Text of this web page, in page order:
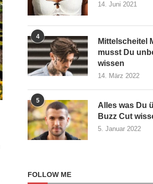
14. Juni 2021
4
Mittelscheitel
musst Du
wissen
14. März 2022
5
Alles was Du
Buzz Cut
5. Januar 2022
FOLLOW ME